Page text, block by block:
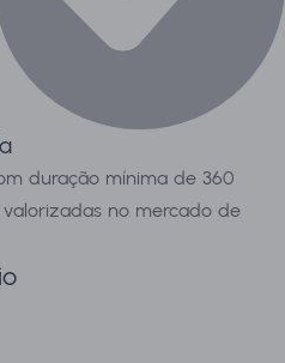
duração mínima de 360
no mercado de